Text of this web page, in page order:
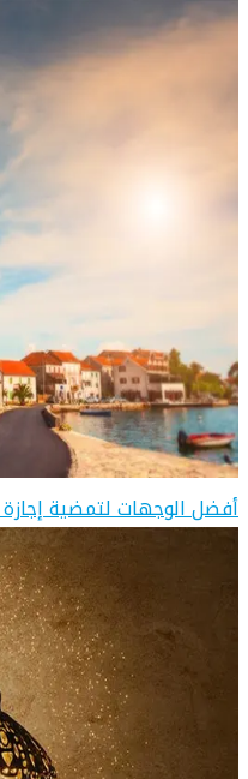
أفضل الوجهات لتمضية